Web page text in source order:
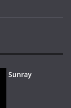
Sunray